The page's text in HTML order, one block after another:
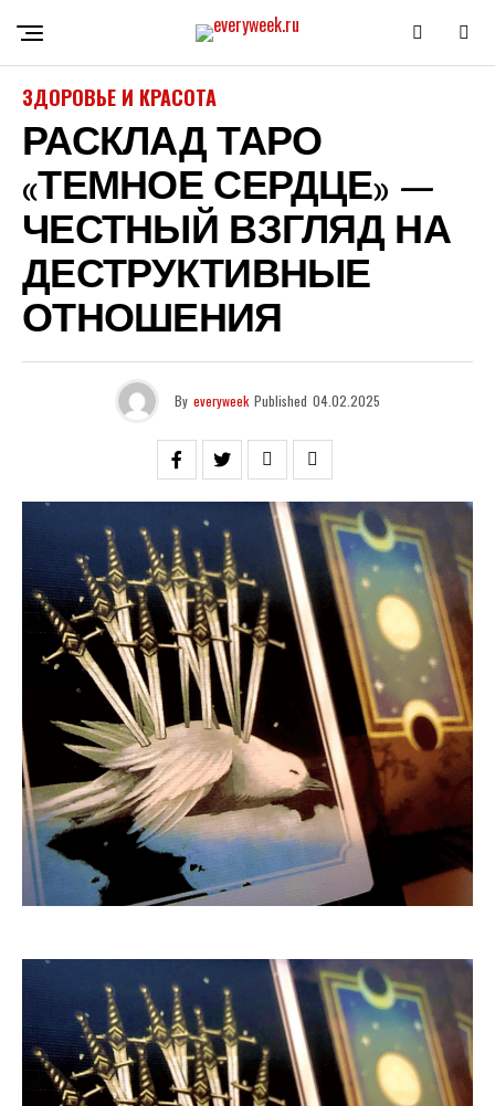
ЗДОРОВЬЕ И КРАСОТА
РАСКЛАД ТАРО
«ТЕМНОЕ СЕРДЦЕ» —
ЧЕСТНЫЙ ВЗГЛЯД НА
ДЕСТРУКТИВНЫЕ
ОТНОШЕНИЯ
By everyweek Published 04.02.2025